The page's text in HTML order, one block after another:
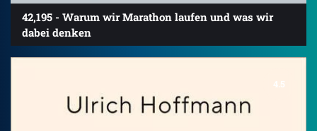
42,195 - Warum wir Marathon laufen und was wir
dabei denken
4.5